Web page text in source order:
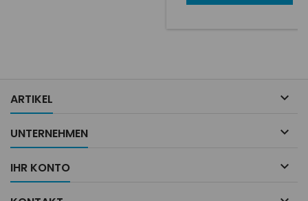
ARTIKEL 
UNTERNEHMEN 
IHR KONTO 